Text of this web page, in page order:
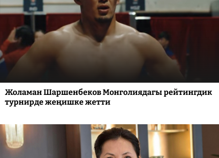
Жоламан Шаршенбеков Монголиядагы рейтингдик
турнирде жеңишке жетти